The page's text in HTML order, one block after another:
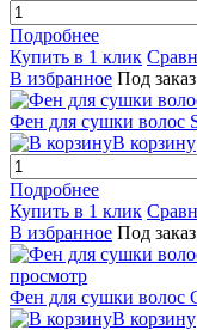
Подробнее
Купить в 1 клик
В избранное Под заказ
Фен для сушки волос
В корзину
Подробнее
Купить в 1 клик
В избранное Под заказ
просмотр
Фен для сушки волос
В корзину